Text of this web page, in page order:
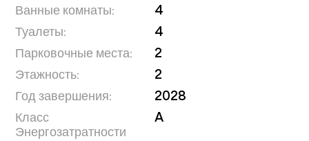
Ванные комнаты:
4
Туалеты:
4
Парковочные места:
2
Этажность:
2
Год завершения:
2028
Класс
Энергозатратности
A